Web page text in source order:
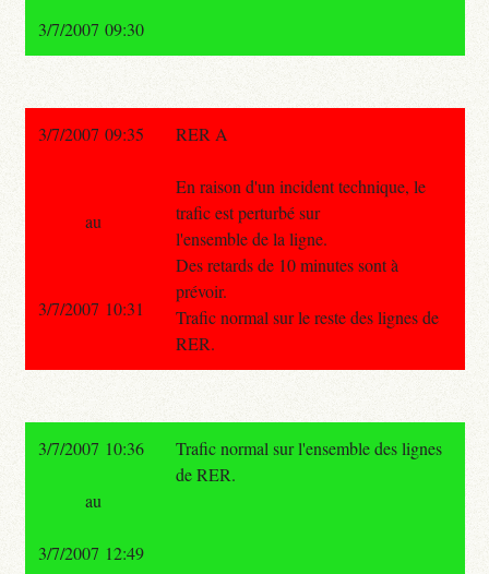
3/7/2007 09:30
3/7/2007 09:35 RER A
En raison d'un incident technique, le
trafic est perturbé sur
l'ensemble de la ligne.
Des retards de 10 minutes sont à
prévoir.
Trafic normal sur le reste des lignes de
RER.
au
3/7/2007 10:31
3/7/2007 10:36
Trafic normal sur l'ensemble des lignes
de RER.
au
3/7/2007 12:49